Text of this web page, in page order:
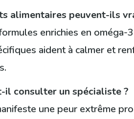
alimentaires peuvent-ils
enrichies en
aident à calmer et
il consulter un spécialiste ?
une peur extrême